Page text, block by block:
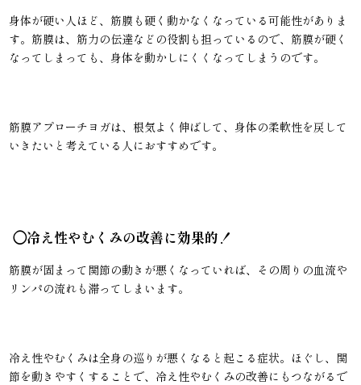
身体が硬い人ほど、筋膜も硬く動かなくなっている可能性がありま
す。筋膜は、筋力の伝達などの役割も担っているので、筋膜が硬く
なってしまっても、身体を動かしにくくなってしまうのです。
筋膜アプローチヨガは、根気よく伸ばして、身体の柔軟性を戻して
いきたいと考えている人におすすめです。
◯冷え性やむくみの改善に効果的！
筋膜が固まって関節の動きが悪くなっていれば、その周りの血流や
リンパの流れも滞ってしまいます。
冷え性やむくみは全身の巡りが悪くなると起こる症状。ほぐし、関
節を動きやすくすることで、冷え性やむくみの改善にもつながるで